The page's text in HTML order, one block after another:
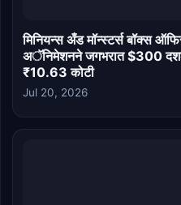
मिनियन्स अँड मॉन्स्टर्स बॉक्स
अॅनिमेशनने जगभरात $300
₹10.63 कोटी
Jul 20, 2026